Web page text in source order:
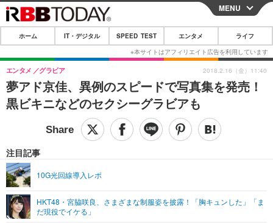
CLOSE
ホーム
IT・デジタル
IT・デジタルTOP スマートフォン
ネタ
ショッピング その他
SPEED TEST
エンタメTOP 映画・ドラマ
グラビア
ライフTOP
その他
リリース一覧
プッシュ通知の停止方法
MENU
ホーム IT・デジタル SPEED TEST エンタメ ライフ
夢アド京佳、異例のスピードで写真集を発売！
黒ビキニなどのセクシーグラビアも
エンタメ グラビア
注目記事
10G光回線導入レポ
HKT48・宮脇咲良、さまざまな制服姿を披露！「胸キュンした」「ま
だ現役でイケる」
2018.2.16（金）11:40